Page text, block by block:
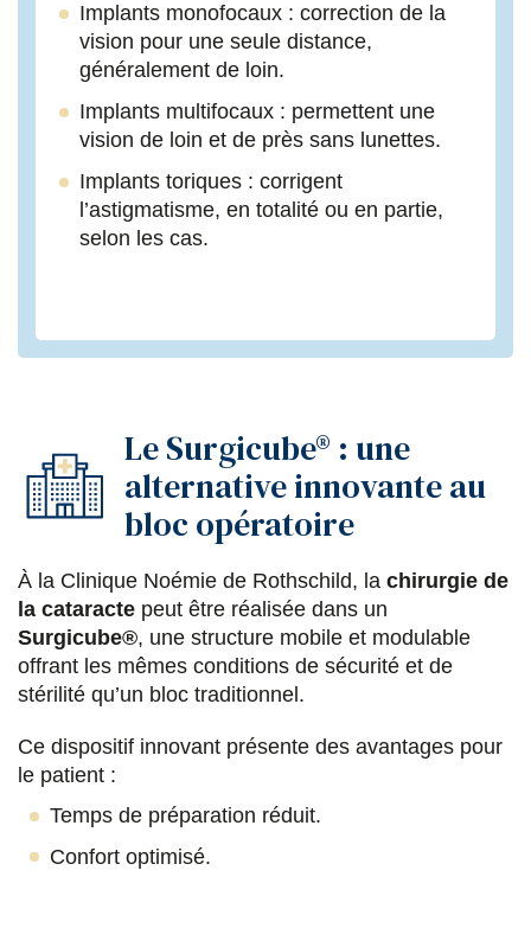
Implants monofocaux : correction de la
vision pour une seule distance,
généralement de loin.
Implants multifocaux : permettent une
vision de loin et de près sans lunettes.
Implants toriques : corrigent
l’astigmatisme, en totalité ou en partie,
selon les cas.
Le Surgicube® : une
alternative innovante au
bloc opératoire
À la Clinique Noémie de Rothschild, la chirurgie de
la cataracte peut être réalisée dans un
Surgicube®, une structure mobile et modulable
offrant les mêmes conditions de sécurité et de
stérilité qu’un bloc traditionnel.
Ce dispositif innovant présente des avantages pour
le patient :
Temps de préparation réduit.
Confort optimisé.